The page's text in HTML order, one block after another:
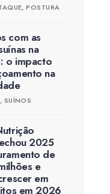
,POSTURA
com as
na
o impacto
na
, SUÍNOS
2025
de
e
em
em 2026